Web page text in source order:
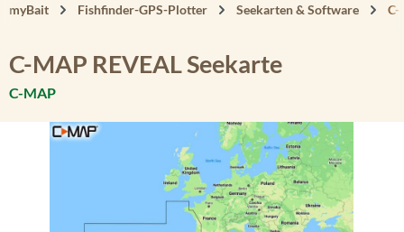
myBait Fishfinder-GPS-Plotter Seekarten & Software C-
C-MAP REVEAL Seekarte
C-MAP
Bildergalerie überspringen